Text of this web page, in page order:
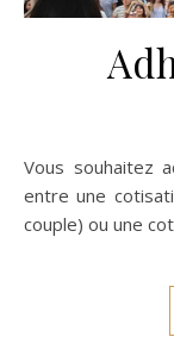
Vous souhaitez adhérer à GayLib ? Vous pouvez choisir
entre une
couple) ou une